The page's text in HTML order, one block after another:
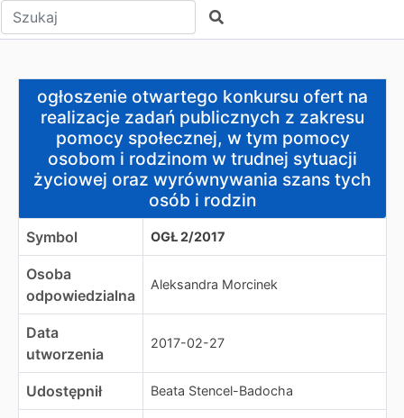
Wpisz tekst do wyszukania Szukaj
ogłoszenie otwartego konkursu ofert na realizacje
ogłoszenie otwartego konkursu ofert na
realizacje zadań publicznych z zakresu
pomocy społecznej, w tym pomocy
osobom i rodzinom w trudnej sytuacji
życiowej oraz wyrównywania szans tych
osób i rodzin
Symbol OGŁ 2/2017
Osoba
odpowiedzialna
Aleksandra Morcinek
Data
utworzenia
2017-02-27
Udostępnił Beata Stencel-Badocha